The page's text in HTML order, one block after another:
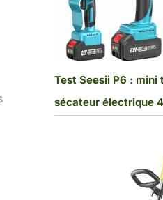
Test Seesii P6 : mini
sécateur électrique